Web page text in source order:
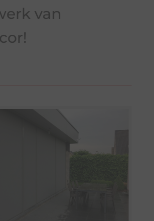
van